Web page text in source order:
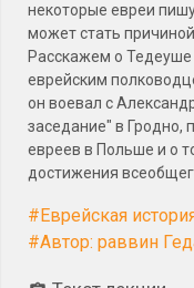
некоторые евреи
может стать
Расскажем о
еврейским
он воевал с
заседание" в Гродно,
евреев в Польше и о
достижения
#Еврейская
#Автор: раввин